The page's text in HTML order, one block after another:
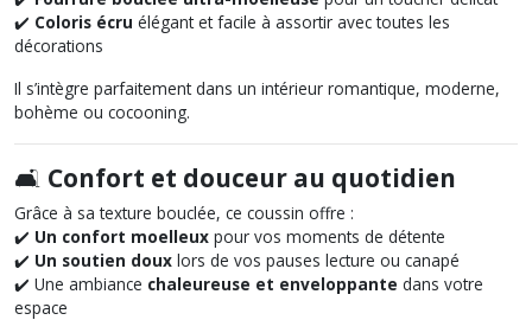
✔️ Coloris écru élégant et facile à assortir avec toutes les
décorations
Il s’intègre parfaitement dans un intérieur romantique, moderne,
bohème ou cocooning.
🛋️ Confort et douceur au quotidien
Grâce à sa texture bouclée, ce coussin offre :
✔️ Un confort moelleux pour vos moments de détente
✔️ Un soutien doux lors de vos pauses lecture ou canapé
✔️ Une ambiance chaleureuse et enveloppante dans votre
espace